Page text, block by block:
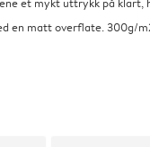
en matt overflate. 300g/